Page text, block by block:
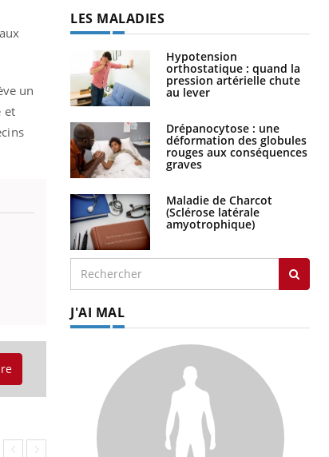
un
et
LES MALADIES
Hypotension
orthostatique : quand la
pression artérielle chute
au lever
Drépanocytose : une
déformation des globules
rouges aux conséquences
graves
Maladie de Charcot
(Sclérose latérale
amyotrophique)
J'AI MAL